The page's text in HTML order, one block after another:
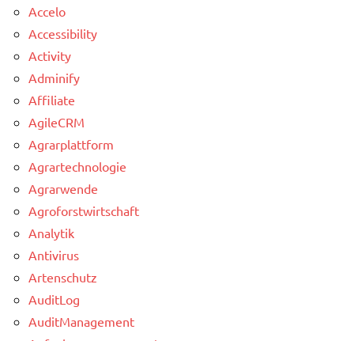
Accelo
Accessibility
Activity
Adminify
Affiliate
AgileCRM
Agrarplattform
Agrartechnologie
Agrarwende
Agroforstwirtschaft
Analytik
Antivirus
Artenschutz
AuditLog
AuditManagement